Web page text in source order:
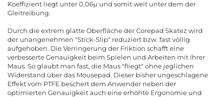
Koeffizient liegt unter 0,06µ und somit weit unter dem der
Gleitreibung.
Durch die extrem glatte Oberfläche der Corepad Skatez wird
der unangenehmen "Stick-Slip" reduziert bzw. fast völlig
aufgehoben. Die Verringerung der Friktion schafft eine
verbesserte Genauigkeit beim Spielen und Arbeiten mit Ihrer
Maus. So glaubt man fast, die Maus "fliegt" ohne jeglichen
Widerstand über das Mousepad. Dieser bisher ungeschlagene
Effekt vom PTFE beschert dem Anwender neben der
optimierten Genauigkeit auch eine erhöhte Ergonomie und